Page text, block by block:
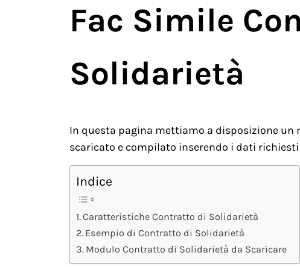
Fac Simile
Solidarietà
In questa pagina mettiamo a disposizione
scaricato e compilato inserendo i dati richiesti
Indice
Caratteristiche Contratto di Solidarietà
Esempio di Contratto di Solidarietà
Modulo Contratto di Solidarietà da Scaricare